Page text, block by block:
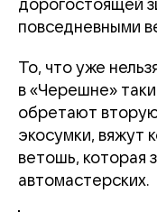
дорогостоящей
повседневными
То, что уже
в «Черешне»
обретают
экосумки, вяжут
ветошь, которая
автомастерских.